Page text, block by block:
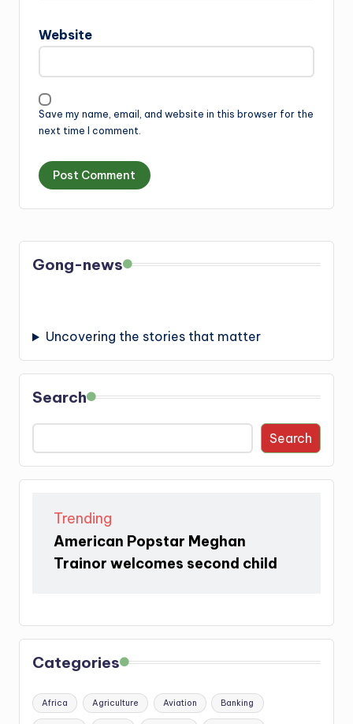
Website
Save my name, email, and website in this browser for the
next time I comment.
Gong-news
Uncovering the stories that matter
Search
Search
Trending
American Popstar Meghan
Trainor welcomes second child
Categories
Africa Agriculture Aviation Banking